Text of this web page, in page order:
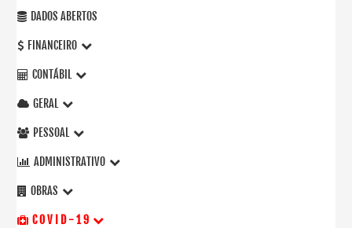
DADOS ABERTOS
FINANCEIRO
CONTÁBIL
GERAL
PESSOAL
ADMINISTRATIVO
OBRAS
C O V I D - 1 9